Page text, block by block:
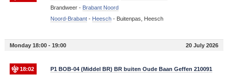
Brandweer - Brabant Noord
Noord-Brabant- Heesch- Buitenpas, Heesch
Monday 18:00 - 19:00 20 July 2026
18:02
P1 BOB-04 (Middel BR) BR buiten Oude Baan Geffen 210091